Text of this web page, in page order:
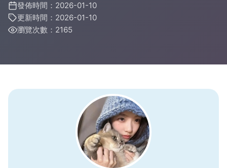
發佈時間：2026-01-10
更新時間：2026-01-10
瀏覽次數：2165